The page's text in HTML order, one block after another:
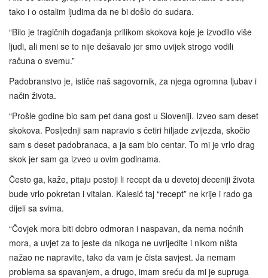
tako i o ostalim ljudima da ne bi došlo do sudara.
“Bilo je tragičnih događanja prilikom skokova koje je izvodilo više
ljudi, ali meni se to nije dešavalo jer smo uvijek strogo vodili
računa o svemu.”
Padobranstvo je, ističe naš sagovornik, za njega ogromna ljubav i
način života.
“Prošle godine bio sam pet dana gost u Sloveniji. Izveo sam deset
skokova. Posljednji sam napravio s četiri hiljade zvijezda, skočio
sam s deset padobranaca, a ja sam bio centar. To mi je vrlo drag
skok jer sam ga izveo u ovim godinama.
Često ga, kaže, pitaju postoji li recept da u devetoj deceniji života
bude vrlo pokretan i vitalan. Kalesić taj “recept” ne krije i rado ga
dijeli sa svima.
“Čovjek mora biti dobro odmoran i naspavan, da nema noćnih
mora, a uvjet za to jeste da nikoga ne uvrijedite i nikom ništa
nažao ne napravite, tako da vam je čista savjest. Ja nemam
problema sa spavanjem, a drugo, imam sreću da mi je supruga